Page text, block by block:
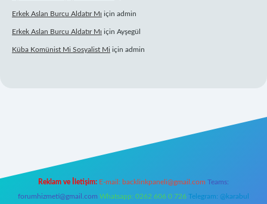
Erkek Aslan Burcu Aldatır Mı için admin
Erkek Aslan Burcu Aldatır Mı için Ayşegül
Küba Komünist Mi Sosyalist Mi için admin
Reklam ve İletişim: E-mail: backlinkpaneli@gmail.com Teams:
forumhizmeti@gmail.com Whatsapp: 0262 606 0 726 Telegram: @karabul